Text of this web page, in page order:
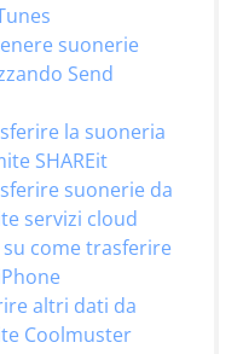
suonerie
Send
la suoneria
SHAREit
suonerie da
servizi cloud
come trasferire
altri dati da
Coolmuster